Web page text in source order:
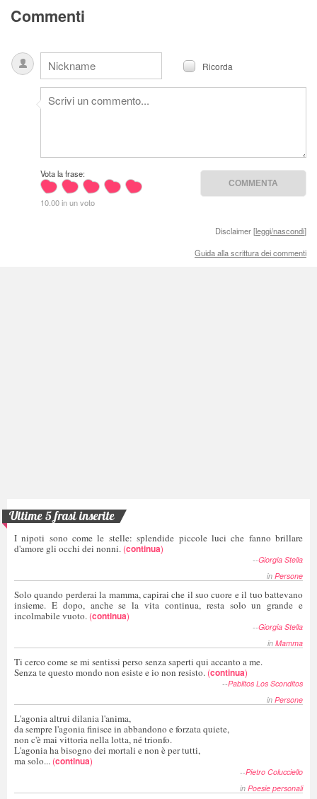
Commenti
Ricorda
Vota la frase:
10.00 in un voto
Disclaimer [leggi/nascondi]
Guida alla scrittura dei commenti
Ultime 5 frasi inserite
I nipoti sono come le stelle: splendide piccole luci che fanno brillare
d'amore gli occhi dei nonni. (continua)
--Giorgia Stella
in Persone
Solo quando perderai la mamma, capirai che il suo cuore e il tuo battevano
insieme. E dopo, anche se la vita continua, resta solo un grande e
incolmabile vuoto. (continua)
--Giorgia Stella
in Mamma
Ti cerco come se mi sentissi perso senza saperti qui accanto a me.
Senza te questo mondo non esiste e io non resisto. (continua)
--Pablitos Los Sconditos
in Persone
L'agonia altrui dilania l'anima,
da sempre l'agonia finisce in abbandono e forzata quiete,
non c'è mai vittoria nella lotta, né trionfo.
L'agonia ha bisogno dei mortali e non è per tutti,
ma solo... (continua)
--Pietro Colucciello
in Poesie personali